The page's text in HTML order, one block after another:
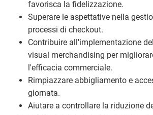
favorisca la fidelizzazione.
Superare le aspettative nella
processi di checkout.
Contribuire all'implementazione
visual merchandising per
l'efficacia commerciale.
Rimpiazzare abbigliamento e
giornata.
Aiutare a controllare la riduzione